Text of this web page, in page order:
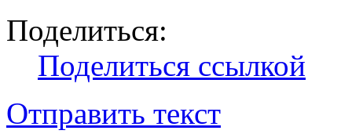
Поделиться:
Поделиться ссылкой
Отправить текст